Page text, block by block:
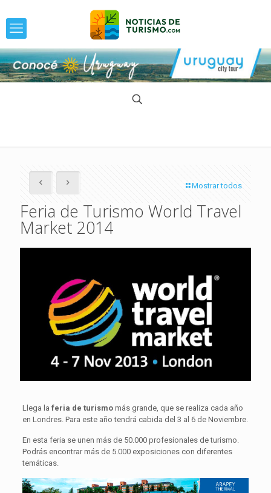
Mostrar todos
Feria de Turismo World Travel
Market 2014
Llega la feria de turismomás grande, que se realiza cada año
en Londres. Para este año tendrá cabida del 3 al 6 de Noviembre.
En esta feria se unen más de 50.000 profesionales de turismo.
Podrás encontrar más de 5.000 exposiciones con diferentes
temáticas.